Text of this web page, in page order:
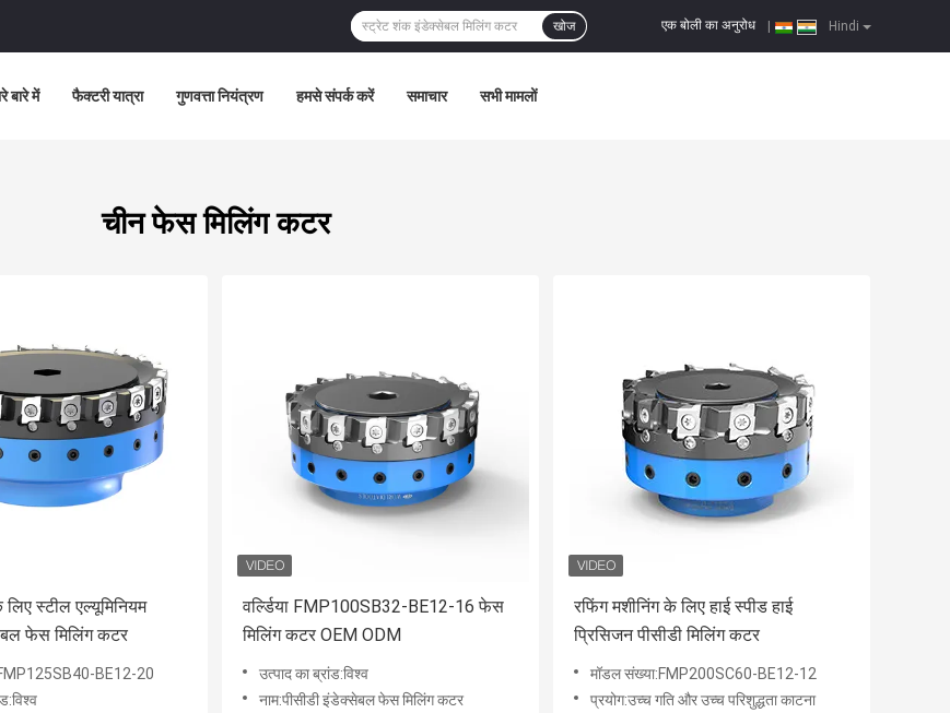
Hindi
एक बोली का अनुरोध
खोज
बारे में फैक्टरी यात्रा गुणवत्ता नियंत्रण हमसे संपर्क करें समाचार सभी मामलों
चीन फेस मिलिंग कटर
स्टील एल्यूमिनियम
फेस मिलिंग कटर
BE12-20
वर्ल्डिया FMP100SB32-BE12-16 फेस
मिलिंग कटर OEM ODM
उत्पाद का ब्रांड:विश्व
नाम:पीसीडी इंडेक्सेबल फेस मिलिंग कटर
रफिंग मशीनिंग के लिए हाई स्पीड हाई
प्रिसिजन पीसीडी मिलिंग कटर
मॉडल संख्या:FMP200SC60-BE12-12
प्रयोग:उच्च गति और उच्च परिशुद्धता काटना